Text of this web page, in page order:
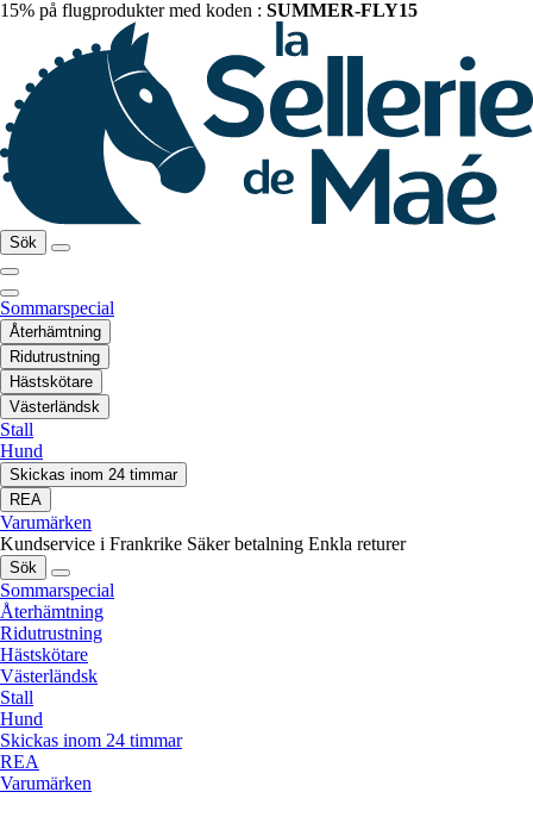
15% på flugprodukter med koden : SUMMER-FLY15
Sök
Sommarspecial
Återhämtning
Ridutrustning
Hästskötare
Västerländsk
Stall
Hund
Skickas inom 24 timmar
REA
Varumärken
Kundservice i Frankrike Säker betalning Enkla returer
Sök
Sommarspecial
Återhämtning
Ridutrustning
Hästskötare
Västerländsk
Stall
Hund
Skickas inom 24 timmar
REA
Varumärken